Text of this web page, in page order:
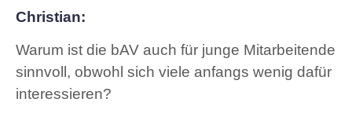
Christian:
Warum ist die bAV auch für junge Mitarbeitende
sinnvoll, obwohl sich viele anfangs wenig dafür
interessieren?